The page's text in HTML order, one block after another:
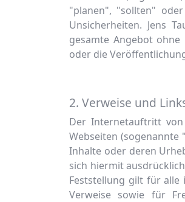
"planen", "sollten"
Unsicherheiten. Jens
gesamte Angebot
oder die
2. Verweise und
Der Internetauftritt
Webseiten
Inhalte oder deren
sich hiermit
Feststellung gilt für alle
Verweise sowie für